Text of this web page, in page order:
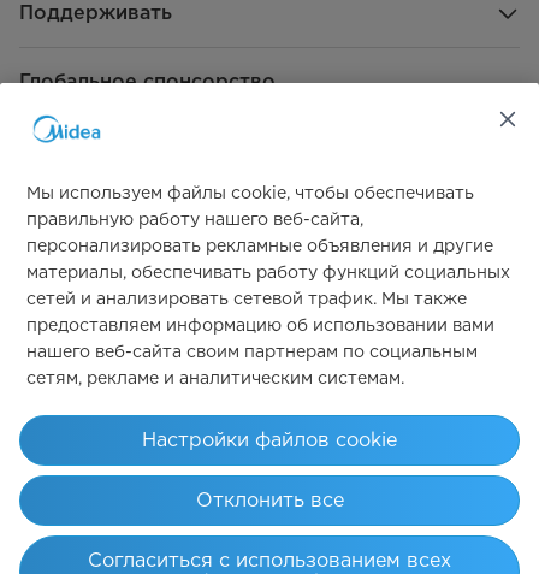
Способ установки Настольный
Материал корпуса
Цвет корпуса Серебристый
Цвет основания
Цвет кувшина для смешивания
Прозрачное натриево-
известковое стекло
Цвет крышки кувшина для
смешивания
Чёрный
Характеристики двигателя
(внешний диаметр/толщина
пакета)
7620
Поддерживать
Глобальное спонсорство
Свяжитесь с нами
Simply ideal
Авторские права 2026 Авторские права принадлежат Midea. Все
права защищены.
Условия эксплуатации
Согласие на использование файлов cookie
Мы используем файлы cookie, чтобы обеспечивать
правильную работу нашего веб-сайта,
персонализировать рекламные объявления и другие
материалы, обеспечивать работу функций социальных
сетей и анализировать сетевой трафик. Мы также
предоставляем информацию об использовании вами
нашего веб-сайта своим партнерам по социальным
сетям, рекламе и аналитическим системам.
Настройки файлов cookie
Отклонить все
Согласиться с использованием всех